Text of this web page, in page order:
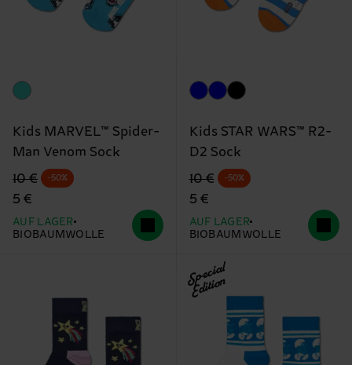
Kids MARVEL™ Spider-
Man Venom Sock
Originalpreis
10 €
Reduzierter Preis
5 €
-50%
AUF LAGER
BIOBAUMWOLLE
Kids STAR WARS™ R2-
D2 Sock
Originalpreis
10 €
Reduzierter Preis
5 €
-50%
AUF LAGER
BIOBAUMWOLLE
Special
Edition